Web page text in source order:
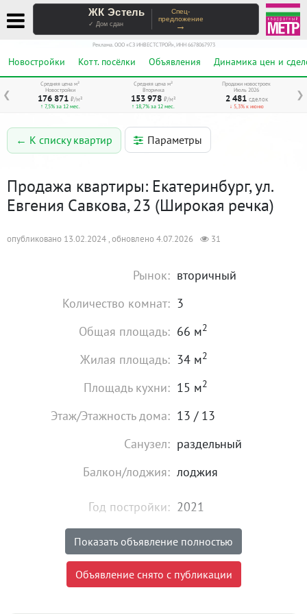
ЖК Эстель
✓ Дом сдан
Спец-
предложение
→
Реклама. ООО «СЗ ИНВЕСТСТРОЙ», ИНН 6678067973
Новостройки Котт. посёлки Объявления Динамика цен и
❮ ❯
Средняя цена м²
Новостройки
176 871 ₽/м²
↑ 7,5% за 12 мес.
Средняя цена м²
Вторичка
153 978 ₽/м²
↑ 18,7% за 12 мес.
Продажи новостроек
Июль 2026
2 481 сделок
↓ 5,3% к июню
← К списку квартир Параметры
Продажа квартиры: Екатеринбург, ул.
Евгения Савкова, 23 (Широкая речка)
опубликовано 13.02.2024 , обновлено 4.07.2026 31
Рынок: вторичный
Количество комнат: 3
Общая площадь: 66 м2
Жилая площадь: 34 м2
Площадь кухни: 15 м2
Этаж/Этажность дома: 13 / 13
Санузел: раздельный
Балкон/лоджия: лоджия
Год постройки: 2021
Высота потолков:
Состояние: идеальное
Показать объявление полностью
Объявление снято с публикации